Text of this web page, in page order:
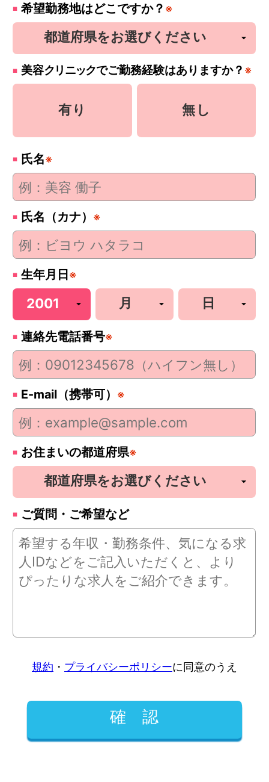
希望勤務地はどこですか？ ※
美容クリニックでご勤務経験はありますか？ ※
有り 無し
氏名※
氏名（カナ） ※
生年月日 ※
連絡先電話番号※
E-mail（携帯可） ※
お住まいの都道府県※
ご質問・ご希望など
規約 ・ プライバシーポリシーに同意のうえ